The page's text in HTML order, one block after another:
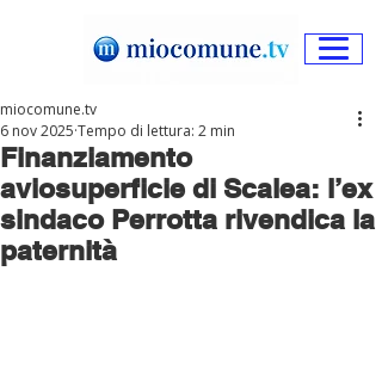
Finanziamento
aviosuperficie di Scalea: l’ex
sindaco Perrotta rivendica la
paternità
miocomune.tv
6 nov 2025 Tempo di lettura: 2 min